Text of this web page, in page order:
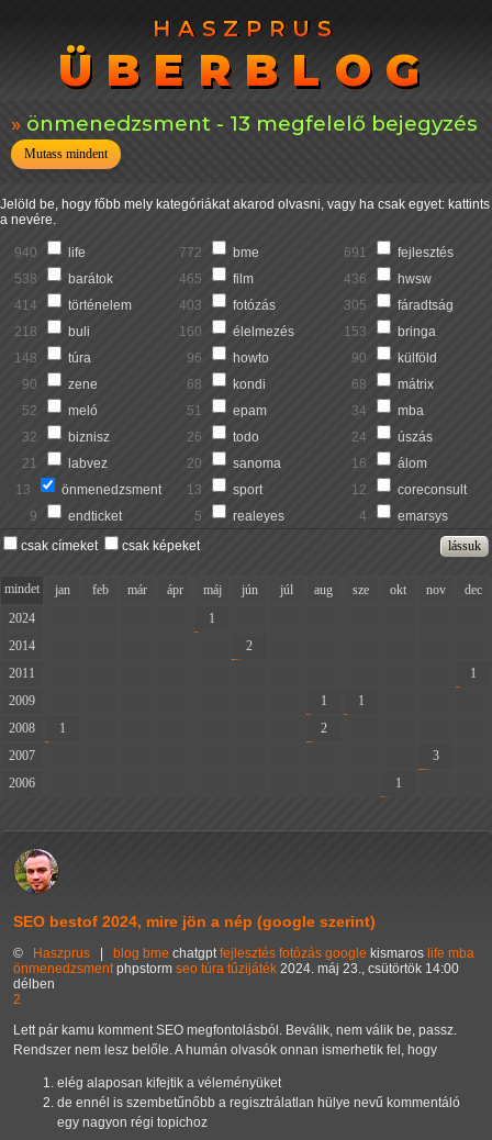
HASZPRUS
ÜBERBLOG
HASZPRUS
ÜBERBLOG
önmenedzsment - 13 megfelelő bejegyzés
Mutass mindent
Jelöld be, hogy főbb mely kategóriákat akarod olvasni, vagy ha csak egyet: kattints
a nevére.
940 life 772 bme 691
fejlesztés
538
barátok 465 film 436
hwsw
414
történelem 403 fotózás 305
fáradtság
218
buli 160 élelmezés 153
bringa
148
túra 96 howto 90
külföld
90
zene 68 kondi 68
mátrix
52
meló 51 epam 34
mba
32
biznisz 26 todo 24
úszás
21
labvez 20 sanoma 16
álom
13
önmenedzsment 13 sport 12
coreconsult
9
endticket 5 realeyes 4
emarsys
csak címeket
csak képeket
mindet jan feb már ápr máj jún júl aug sze okt nov
dec
2024
1
2014
2
2011
1
2009
1 1
2008
1 2
2007
3
2006
1
SEO bestof 2024, mire jön a nép (google szerint)
© Haszprus blog bme chatgpt fejlesztés fotózás google kismaros life mba
önmenedzsment phpstorm seo túra tűzijáték 2024. máj 23., csütörtök 14:00
délben
2
Lett pár kamu komment SEO megfontolásból. Beválik, nem válik be, passz.
Rendszer nem lesz belőle. A humán olvasók onnan ismerhetik fel, hogy
elég alaposan kifejtik a véleményüket
de ennél is szembetűnőbb a regisztrálatlan hülye nevű kommentáló
egy nagyon régi topichoz